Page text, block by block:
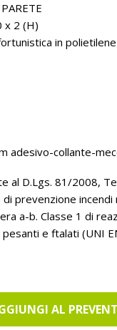
x 2 (H)
in
adesivo-collante-
al D.Lgs. 81/2008,
prevenzione incendi
a-b. Classe 1 di
e ftalati (UNI
AL